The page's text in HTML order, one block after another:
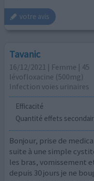
votre avis
Tavanic
16/12/2021 | Femme | 45
lévofloxacine (500mg)
Infection voies urinaires
Efficacité
Quantité effets
Bonjour, prise de
suite à une simple
les bras, vomissement
depuis 30 jours je ne